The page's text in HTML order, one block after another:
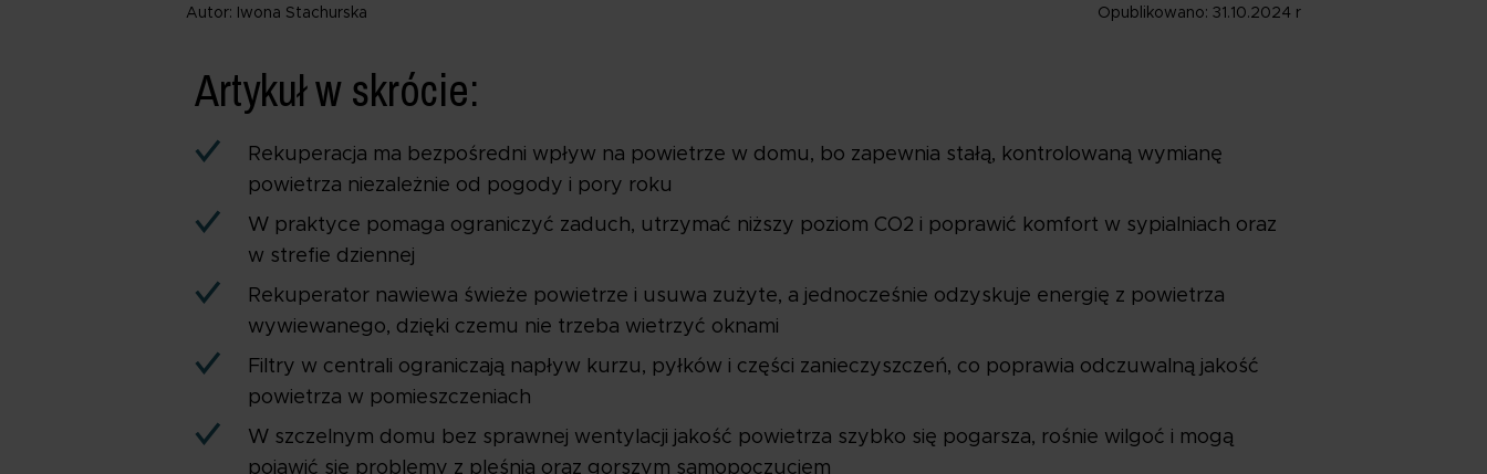
Autor: Iwona Stachurska Opublikowano: 31.10.2024 r
Artykuł w skrócie:
Rekuperacja ma bezpośredni wpływ na powietrze w domu, bo zapewnia stałą, kontrolowaną wymianę
powietrza niezależnie od pogody i pory roku
W praktyce pomaga ograniczyć zaduch, utrzymać niższy poziom CO2 i poprawić komfort w sypialniach oraz
w strefie dziennej
Rekuperator nawiewa świeże powietrze i usuwa zużyte, a jednocześnie odzyskuje energię z powietrza
wywiewanego, dzięki czemu nie trzeba wietrzyć oknami
Filtry w centrali ograniczają napływ kurzu, pyłków i części zanieczyszczeń, co poprawia odczuwalną jakość
powietrza w pomieszczeniach
W szczelnym domu bez sprawnej wentylacji jakość powietrza szybko się pogarsza, rośnie wilgoć i mogą
pojawić się problemy z pleśnią oraz gorszym samopoczuciem